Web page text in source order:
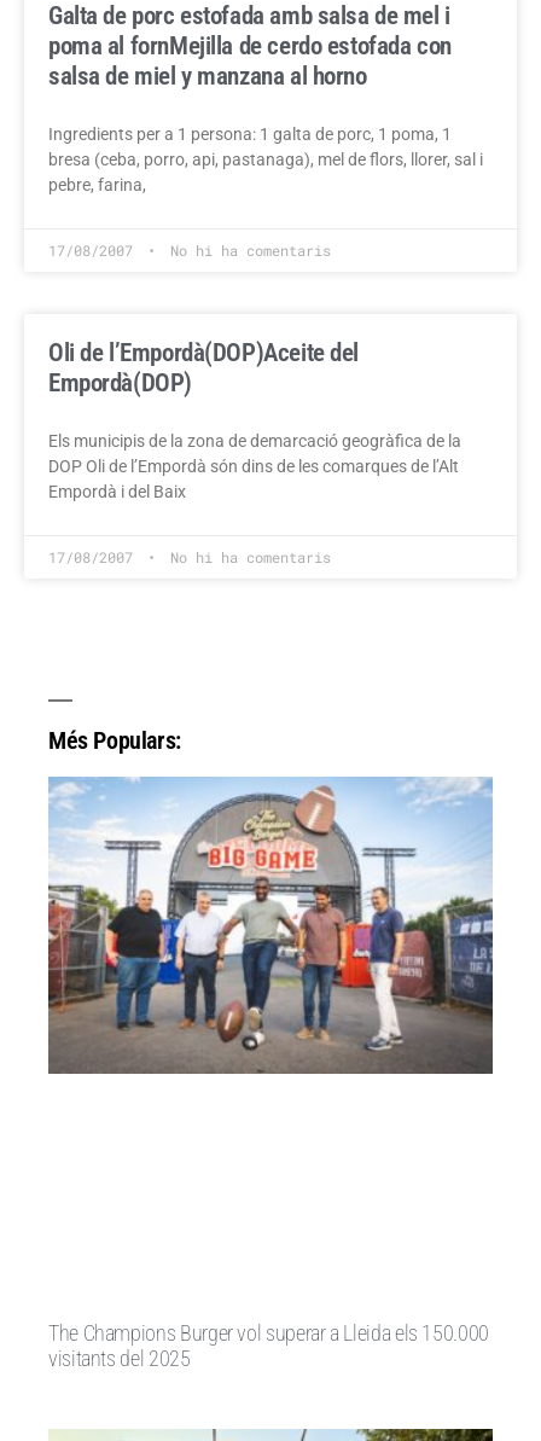
Galta de porc estofada amb salsa de mel i
poma al fornMejilla de cerdo estofada con
salsa de miel y manzana al horno
Ingredients per a 1 persona: 1 galta de porc, 1 poma, 1
bresa (ceba, porro, api, pastanaga), mel de flors, llorer, sal i
pebre, farina,
17/08/2007 No hi ha comentaris
Oli de l’Empordà(DOP)Aceite del
Empordà(DOP)
Els municipis de la zona de demarcació geogràfica de la
DOP Oli de l’Empordà són dins de les comarques de l’Alt
Empordà i del Baix
17/08/2007 No hi ha comentaris
Més Populars:
The Champions Burger vol superar a Lleida els 150.000
visitants del 2025